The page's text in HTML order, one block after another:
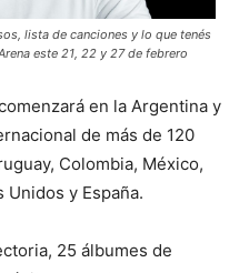
lista de canciones y lo que tenés
este 21, 22 y 27 de febrero
en la Argentina y
de más de 120
Colombia, México,
Unidos y España.
25 álbumes de